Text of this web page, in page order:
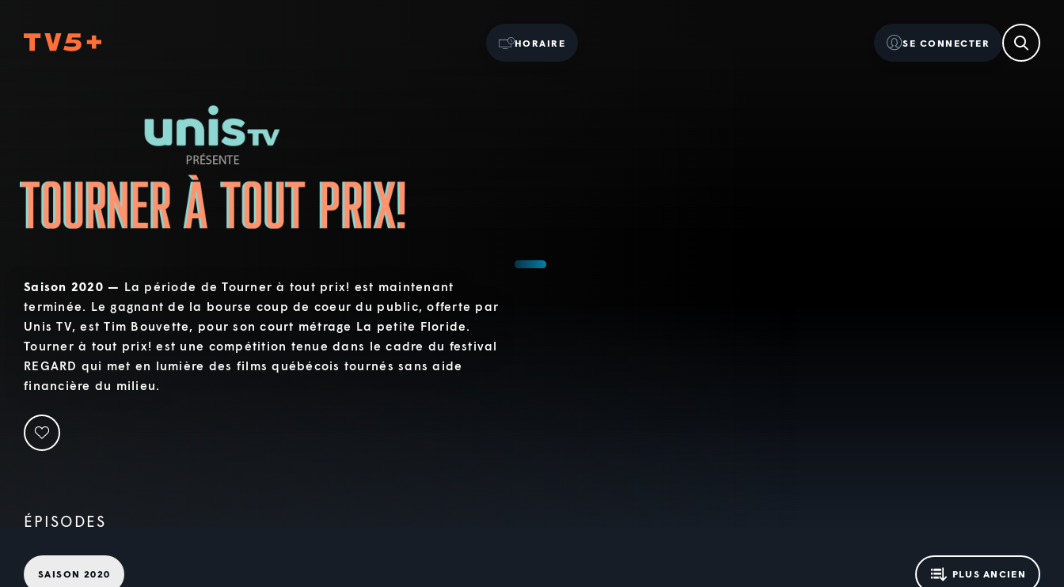
HORAIRE SE CONNECTER
Saison 2020 — La période de Tourner à tout prix! est maintenant
terminée. Le gagnant de la bourse coup de coeur du public, offerte par
Unis TV, est Tim Bouvette, pour son court métrage La petite Floride.
Tourner à tout prix! est une compétition tenue dans le cadre du festival
REGARD qui met en lumière des films québécois tournés sans aide
financière du milieu.
ÉPISODES
SAISON 2020 PLUS ANCIEN